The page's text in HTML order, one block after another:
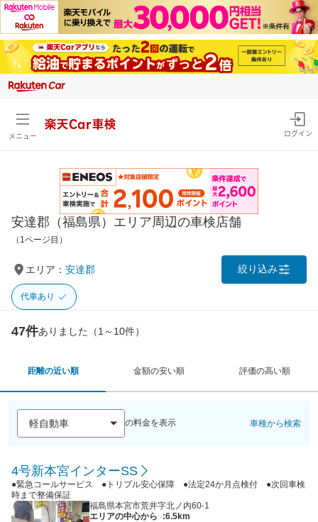
メニュー
楽天Car車検
ログイン
安達郡（福島県）エリア周辺の車検店舗
（1ページ目）
エリア： 安達郡 絞り込み
代車あり
47件ありました（1～10件）
距離の近い順 金額の安い順 評価の高い順
の料金を表示 車種から検索
4号新本宮インターSS
●緊急コールサービス ●トリプル安心保障 ●法定24か月点検付 ●次回車検
時まで整備保証
福島県本宮市荒井字北ノ内60-1
エリアの中心から
:6.5km